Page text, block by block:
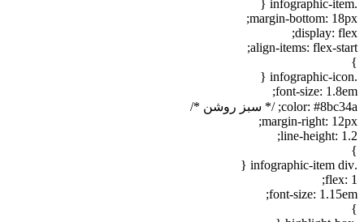
.infographic-item {
margin-bottom: 18px;
display: flex;
align-items: flex-start;
}
.infographic-icon {
font-size: 1.8em;
color: #8bc34a; /* سبز روشن */
margin-right: 12px;
line-height: 1.2;
}
.infographic-item div {
flex: 1;
font-size: 1.15em;
}